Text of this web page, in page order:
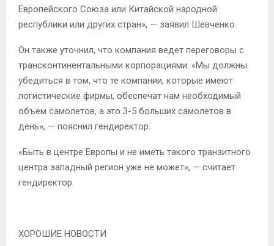
Европейского Союза или Китайской народной
республики или других стран», — заявил Шевченко.
Он также уточнил, что компания ведет переговоры с
трансконтинентальными корпорациями. «Мы должны
убедиться в том, что те компании, которые имеют
логистические фирмы, обеспечат нам необходимый
объем самолетов, а это 3-5 больших самолетов в
день», — пояснил гендиректор.
«Быть в центре Европы и не иметь такого транзитного
центра западный регион уже не может», — считает
гендиректор.
ХОРОШИЕ НОВОСТИ